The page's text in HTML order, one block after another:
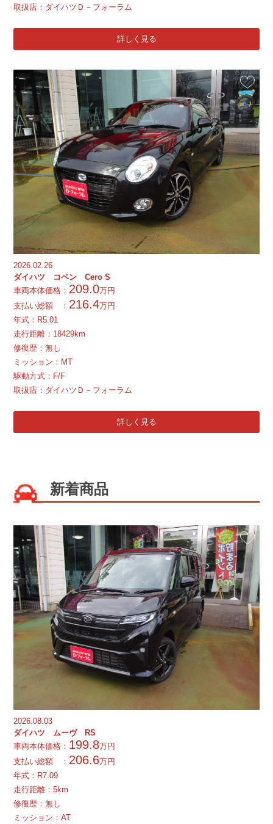
取扱店：ダイハツＤ－フォーラム
詳しく見る
お気に
2026.02.26
ダイハツ コペン Cero S
車両本体価格： 209.0万円
支払い総額 ： 216.4万円
年式： R5.01
走行距離：18429km
修復歴：無し
ミッション：MT
駆動方式：F/F
取扱店：ダイハツＤ－フォーラム
詳しく見る
新着商品
お気に
2026.08.03
ダイハツ ムーヴ RS
車両本体価格： 199.8万円
支払い総額 ： 206.6万円
年式： R7.09
走行距離：5km
修復歴：無し
ミッション：AT